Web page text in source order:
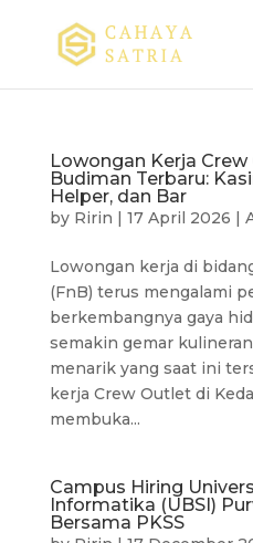
Lowongan Kerja
Budiman Terbaru:
Helper, dan Bar
by Ririn | 17 April 2026 |
Lowongan kerja di
(FnB) terus mengalami
berkembangnya gaya
semakin gemar
menarik yang saat ini
kerja Crew Outlet di
membuka...
Campus Hiring
Informatika (UBSI)
Bersama PKSS